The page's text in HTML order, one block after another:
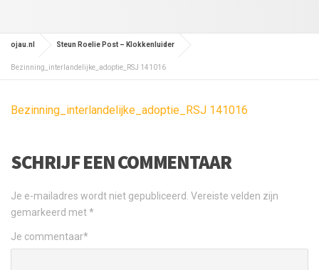
ojau.nl Steun Roelie Post – Klokkenluider
Bezinning_interlandelijke_adoptie_RSJ 141016
Bezinning_interlandelijke_adoptie_RSJ 141016
SCHRIJF EEN COMMENTAAR
Je e-mailadres wordt niet gepubliceerd. Vereiste velden zijn
gemarkeerd met*
Je commentaar*